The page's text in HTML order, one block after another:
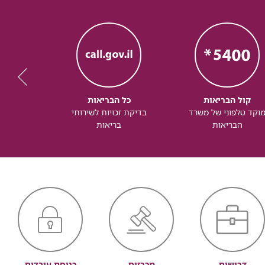
קול הבריאות
מוקד טלפוני של משרד
הבריאות
כל הבריאות
בדיקת זכויות לשירותי
בריאות